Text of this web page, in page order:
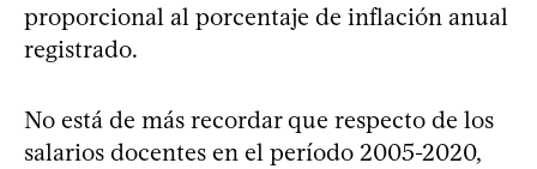
proporcional al porcentaje de inflación anual
registrado.
No está de más recordar que respecto de los
salarios docentes en el período 2005-2020,